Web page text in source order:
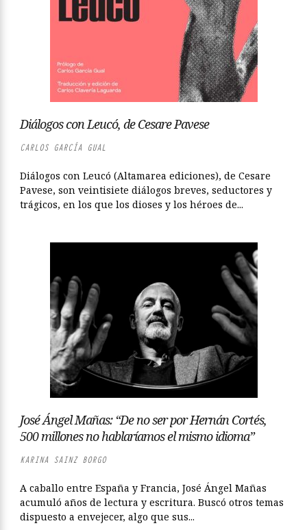
Diálogos con Leucó, de Cesare Pavese
CARLOS GARCÍA GUAL
Diálogos con Leucó (Altamarea ediciones), de Cesare
Pavese, son veintisiete diálogos breves, seductores y
trágicos, en los que los dioses y los héroes de...
José Ángel Mañas: “De no ser por Hernán Cortés,
500 millones no hablaríamos el mismo idioma”
KARINA SAINZ BORGO
A caballo entre España y Francia, José Ángel Mañas
acumuló años de lectura y escritura. Buscó otros temas
dispuesto a envejecer, algo que sus...